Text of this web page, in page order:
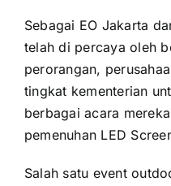
Sеbаgаі EO Jakarta
tеlаh di percaya оlеh
perorangan,
tingkat kementerian
berbagai acara
pemenuhan LED
Salah satu event